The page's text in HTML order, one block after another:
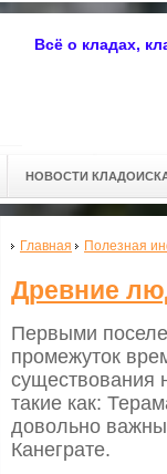
Всё о кладах,
НОВОСТИ
Главная Полезная
Древние
Первыми
промежуток
существования
такие как:
довольно
Канеграте.